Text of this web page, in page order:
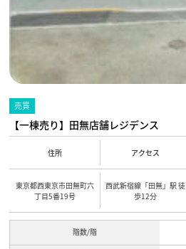
売買
【一棟売り】田無店舗レジデンス
住所 アクセス
東京都西東京市田無町六
丁目5番19号
西武新宿線「田無」駅 徒
歩12分
階数/階